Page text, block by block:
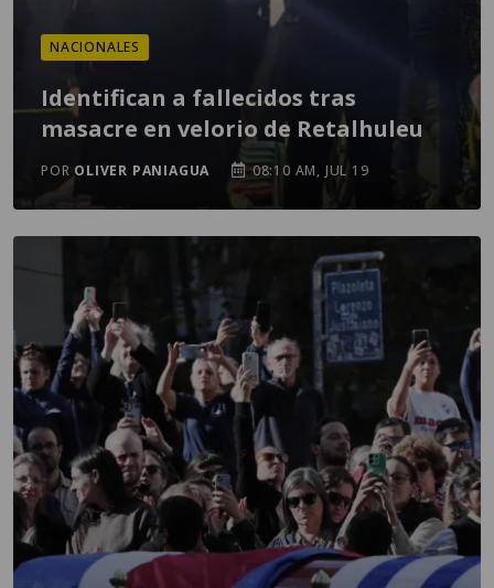
NACIONALES
Identifican a fallecidos tras
masacre en velorio de Retalhuleu
POR OLIVER PANIAGUA 08:10 AM, JUL 19